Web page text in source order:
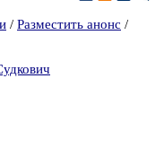
/ Разместить анонс /